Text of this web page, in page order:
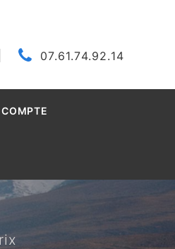
07.61.74.92.14